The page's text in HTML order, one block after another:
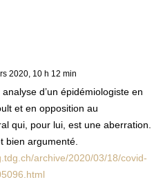
2020, 10 h 12 min
d’un épidémiologiste en
et en opposition au
qui, pour lui, est une aberration.
bien argumenté.
archive/2020/03/18/covid-